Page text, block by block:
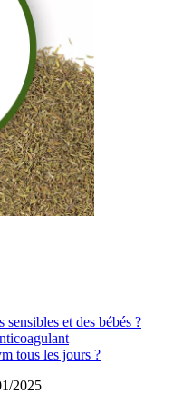
sensibles et des bébés ?
tous les jours ?
2025